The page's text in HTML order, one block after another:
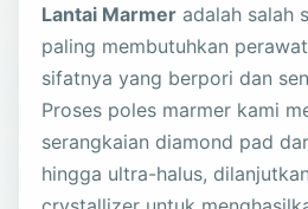
Lantai Marmer adalah salah
paling membutuhkan
sifatnya yang berpori dan
Proses poles marmer kami
serangkaian diamond pad
hingga ultra-halus,